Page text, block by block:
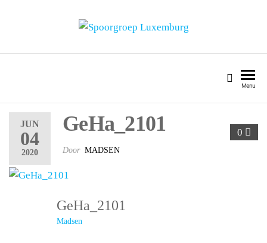
Menu
JUN
04
2020
0
GeHa_2101
Door MADSEN
GeHa_2101
Madsen